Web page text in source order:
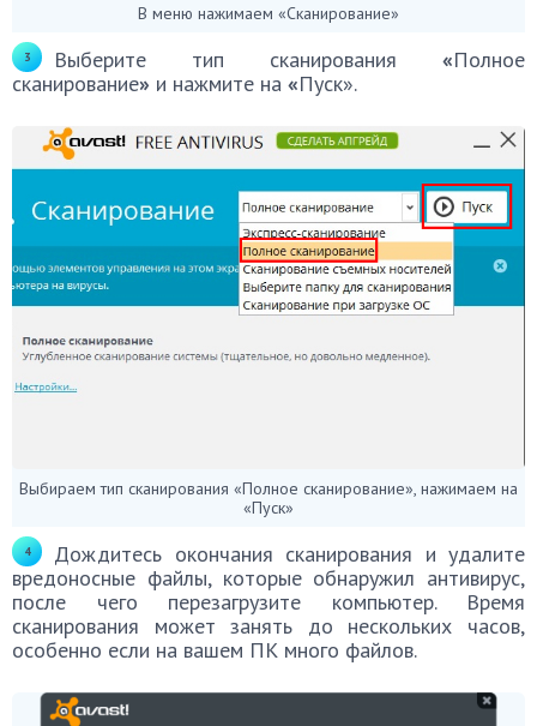
В меню нажимаем «Сканирование»
Выберите тип сканирования «Полное
сканирование» и нажмите на «Пуск».
Выбираем тип сканирования «Полное сканирование», нажимаем на
«Пуск»
Дождитесь окончания сканирования и удалите
вредоносные файлы, которые обнаружил антивирус,
после чего перезагрузите компьютер. Время
сканирования может занять до нескольких часов,
особенно если на вашем ПК много файлов.